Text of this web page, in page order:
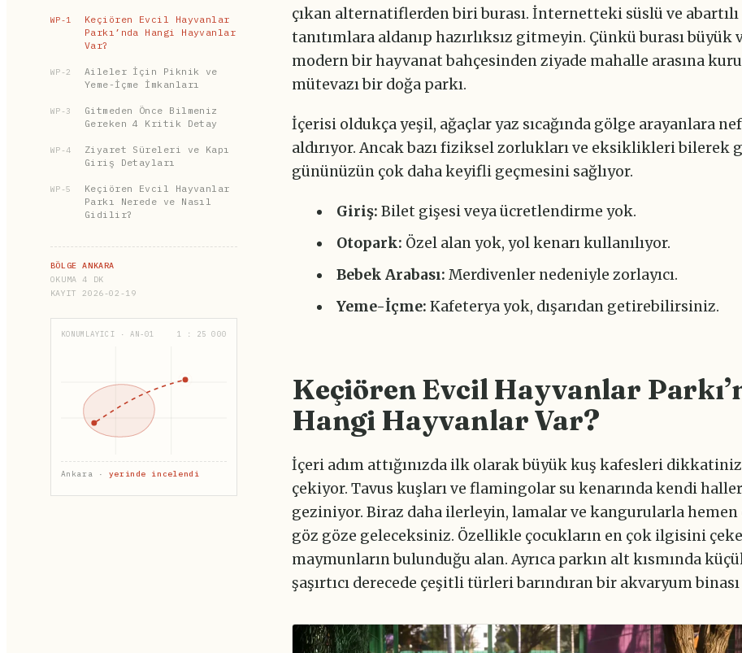
WP-1
Keçiören Evcil Hayvanlar
Parkı’nda Hangi Hayvanlar
Var?
WP-2
Aileler İçin Piknik ve
Yeme-İçme İmkanları
WP-3
Gitmeden Önce Bilmeniz
Gereken 4 Kritik Detay
WP-4
Ziyaret Süreleri ve Kapı
Giriş Detayları
WP-5
Keçiören Evcil Hayvanlar
Parkı Nerede ve Nasıl
Gidilir?
BÖLGE ANKARA
OKUMA 4 DK
KAYIT 2026-02-19
KONUMLAYICI · AN-01 1 : 25 000
Ankara · yerinde incelendi
çıkan alternatiflerden biri burası. İnternetteki süslü ve abartılı
tanıtımlara aldanıp hazırlıksız gitmeyin. Çünkü burası büyük
modern bir hayvanat bahçesinden ziyade mahalle arasına
mütevazı bir doğa parkı.
İçerisi oldukça yeşil, ağaçlar yaz sıcağında gölge arayanlara
aldırıyor. Ancak bazı fiziksel zorlukları ve eksiklikleri bilerek
gününüzün çok daha keyifli geçmesini sağlıyor.
Giriş: Bilet gişesi veya ücretlendirme yok.
Otopark: Özel alan yok, yol kenarı kullanılıyor.
Bebek Arabası: Merdivenler nedeniyle zorlayıcı.
Yeme-İçme: Kafeterya yok, dışarıdan getirebilirsiniz.
Keçiören Evcil Hayvanlar
Hangi Hayvanlar Var?
İçeri adım attığınızda ilk olarak büyük kuş kafesleri
çekiyor. Tavus kuşları ve flamingolar su kenarında kendi
geziniyor. Biraz daha ilerleyin, lamalar ve kangurularla hemen
göz göze geleceksiniz. Özellikle çocukların en çok ilgisini
maymunların bulunduğu alan. Ayrıca parkın alt kısmında
şaşırtıcı derecede çeşitli türleri barındıran bir akvaryum binası